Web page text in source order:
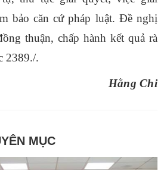
bảo căn cứ pháp luật. Đề nghị
thuận, chấp hành kết quả rà
2389./.
Hằng Chi
MỤC